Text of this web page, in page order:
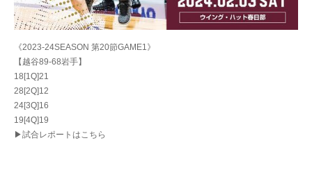
《2023-24SEASON 第20節GAME1》
【越谷89-68岩手】
18[1Q]21
28[2Q]12
24[3Q]16
19[4Q]19
▶試合レポートはこちら